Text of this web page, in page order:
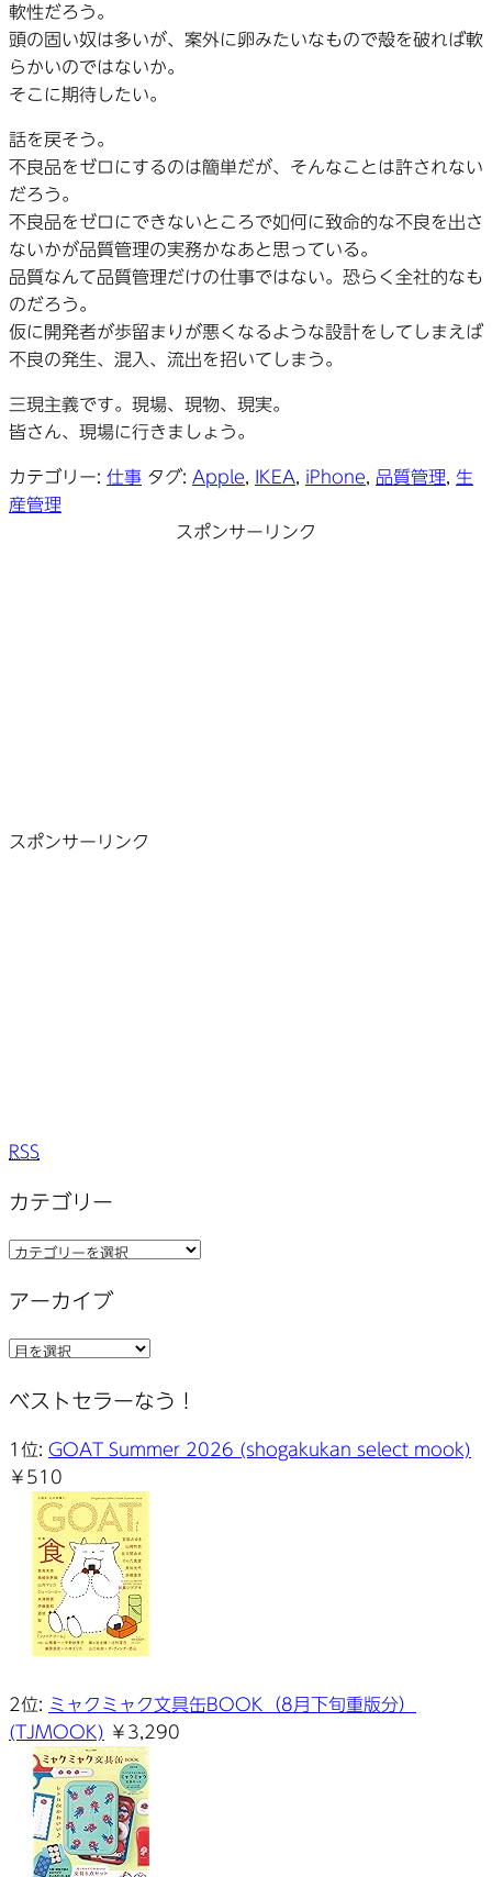
軟性だろう。
頭の固い奴は多いが、案外に卵みたいなもので殻を破れば軟
らかいのではないか。
そこに期待したい。
話を戻そう。
不良品をゼロにするのは簡単だが、そんなことは許されない
だろう。
不良品をゼロにできないところで如何に致命的な不良を出さ
ないかが品質管理の実務かなあと思っている。
品質なんて品質管理だけの仕事ではない。恐らく全社的なも
のだろう。
仮に開発者が歩留まりが悪くなるような設計をしてしまえば
不良の発生、混入、流出を招いてしまう。
三現主義です。現場、現物、現実。
皆さん、現場に行きましょう。
カテゴリー: 仕事 タグ: Apple IKEA iPhone 品質管理
生
産管理
スポンサーリンク
スポンサーリンク
RSS
カテゴリー
カ
ゴ
ー
アーカイブ
ア
カ
ブ
ベストセラーなう！
1位: GOAT Summer 2026 (shogakukan select mook)
￥510
2位: ミャクミャク文具缶BOOK（8月下旬重版分）
(TJMOOK) ￥3,290